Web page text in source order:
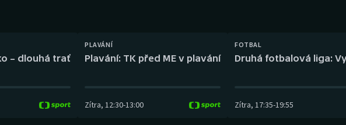
Gymnastika Plážový volejbal
– dlouhá trať
PLAVÁNÍ
Plavání: TK před ME v plavání
Zítra, 12:30-13:00
FOTBAL
Druhá fotbalová liga:
Zítra, 17:35-19:55